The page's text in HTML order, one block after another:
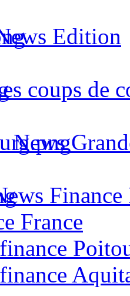
Edition
coups de
News
Finance
France